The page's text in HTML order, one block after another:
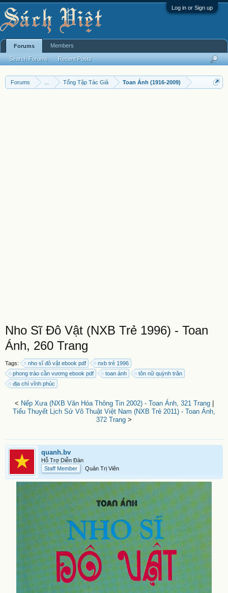
Log in or Sign up
Forums Tổng Tập Tác Giả Toan Ánh (1916-2009)
Nho Sĩ Đô Vật (NXB Trẻ 1996) - Toan
Ánh, 260 Trang
Tags: nho sĩ đô vật ebook pdf
nxb trẻ 1996
phong trào cần vương ebook pdf
toan ánh
tôn nữ quỳnh trân
địa chí vĩnh phúc
< Nếp Xưa (NXB Văn Hóa Thông Tin 2002) - Toan Ánh, 321 Trang|
Tiểu Thuyết Lịch Sử Võ Thuật Việt Nam (NXB Trẻ 2011) - Toan Ánh,
372 Trang >
quanh.bv
Hỗ Trợ Diễn Đàn
Staff Member
Quản Trị Viên
Forums
Search Forums Recent Posts
Members